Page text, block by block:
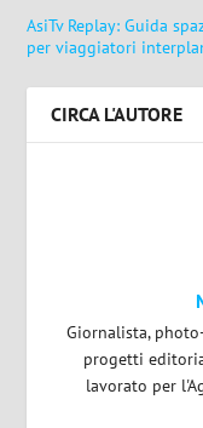
AsiTv Replay: Guida
per viaggiatori
CIRCA L'AUTORE
Giornalista,
progetti
lavorato per